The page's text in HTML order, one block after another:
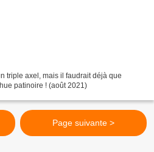
triple axel, mais il faudrait déjà que
patinoire ! (août 2021)
Page suivante >